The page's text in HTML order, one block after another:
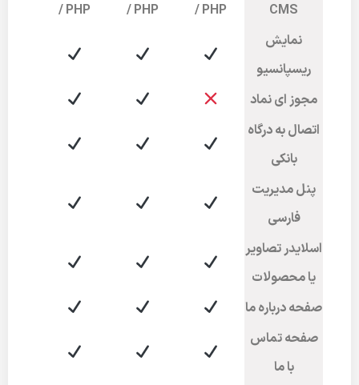
CMS
/ PHP
/ PHP
/ PHP
نمایش
ریسپانسیو
مجوز ای نماد
اتصال به درگاه
بانکی
پنل مدیریت
فارسی
اسلایدر تصاویر
یا محصولات
صفحه درباره ما
صفحه تماس
با ما